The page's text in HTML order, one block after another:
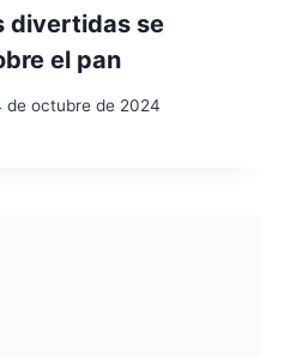
divertidas se
el pan
de octubre de 2024